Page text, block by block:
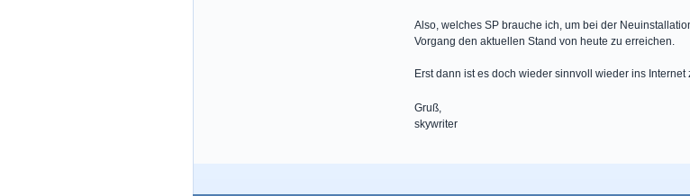
Also, welches SP brauche ich, um bei der
Vorgang den aktuellen Stand von heute zu erreichen.
Erst dann ist es doch wieder sinnvoll wieder ins Internet
Gruß,
skywriter